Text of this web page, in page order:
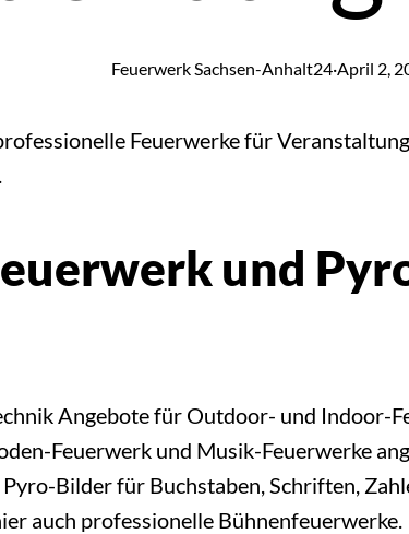
Feuerwerk Sachsen-Anhalt24·April 2,
Feuerwerke für
und
Angebote für Outdoor- und Indoor-
Feuerwerk und Musik-Feuerwerke
Bilder für Buchstaben, Schriften,
auch professionelle Bühnenfeuerwerke.